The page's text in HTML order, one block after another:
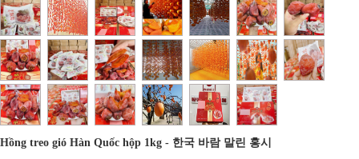
Hồng treo gió Hàn Quốc hộp 1kg - 한국 바람 말린 홍시